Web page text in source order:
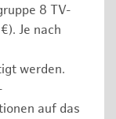
8 TV-
Je nach
werden.
auf das